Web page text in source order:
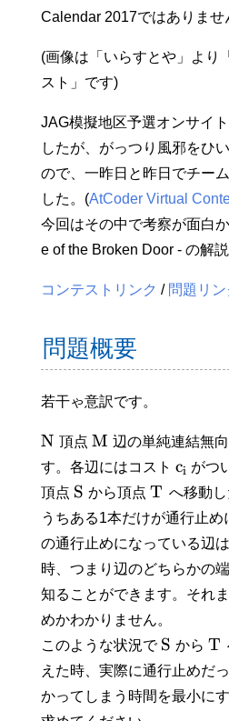
Calendar 2017ではありませ
(画像は「いらすとや」より
スト」です)
JAG模擬地区予選オンサイ
したが、がっつり風邪をひ
ので、一昨日と昨日でチー
した。(AtCoder Virtual
今回はその中で考察が面白
e of the Broken Door - の解
コンテストリンク / 問題リン
問題概要
若干ゃ意訳です。
N 頂点 M 辺の単純連結無
す。各辺にはコスト ci がつ
頂点 S から頂点 T へ移動
うちある1本だけが通行止め
の通行止めになっている辺
時、つまり辺のどちらかの
知ることができます。それ
めかわかりません。
このような状況で S から T
えた時、実際に通行止めだ
かってしまう時間を最小に